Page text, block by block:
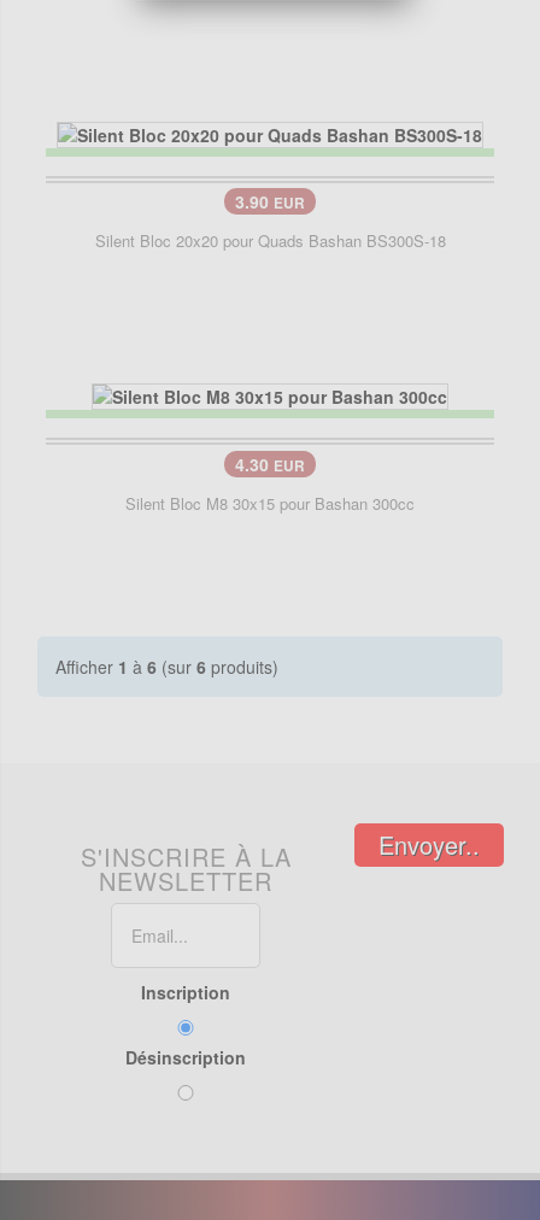
3.90 EUR
Silent Bloc 20x20 pour Quads Bashan BS300S-18
4.30 EUR
Silent Bloc M8 30x15 pour Bashan 300cc
Afficher 1 à 6 (sur 6 produits)
S'INSCRIRE À LA
NEWSLETTER
Inscription
Désinscription
Envoyer..